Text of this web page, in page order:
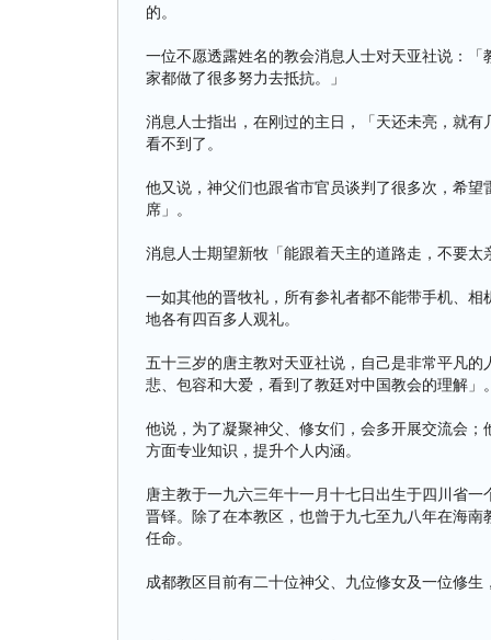
的。
一位不愿透露姓名的教会消息人士对天亚社说：
家都做了很多努力去抵抗。」
消息人士指出，在刚过的主日，「天还未亮，就
看不到了。
他又说，神父们也跟省市官员谈判了很多次，希
席」。
消息人士期望新牧「能跟着天主的道路走，不要
一如其他的晋牧礼，所有参礼者都不能带手机、
地各有四百多人观礼。
五十三岁的唐主教对天亚社说，自己是非常平凡
悲、包容和大爱，看到了教廷对中国教会的理解」
他说，为了凝聚神父、修女们，会多开展交流会
方面专业知识，提升个人内涵。
唐主教于一九六三年十一月十七日出生于四川省
晋铎。除了在本教区，也曾于九七至九八年在海
任命。
成都教区目前有二十位神父、九位修女及一位修生